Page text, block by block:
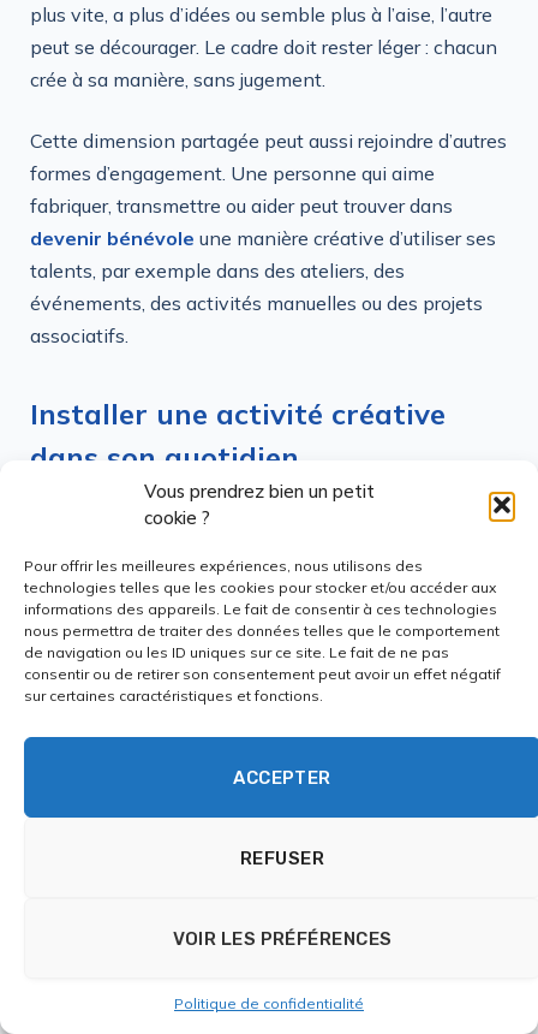
Vous prendrez bien un petit
cookie ?
Pour offrir les meilleures expériences, nous utilisons des
technologies telles que les cookies pour stocker et/ou accéder aux
informations des appareils. Le fait de consentir à ces technologies
nous permettra de traiter des données telles que le comportement
de navigation ou les ID uniques sur ce site. Le fait de ne pas
consentir ou de retirer son consentement peut avoir un effet négatif
sur certaines caractéristiques et fonctions.
ACCEPTER
REFUSER
VOIR LES PRÉFÉRENCES
Politique de confidentialité
plus vite, a plus d’idées ou semble plus à l’aise, l’autre
peut se décourager. Le cadre doit rester léger : chacun
crée à sa manière, sans jugement.
Cette dimension partagée peut aussi rejoindre d’autres
formes d’engagement. Une personne qui aime
fabriquer, transmettre ou aider peut trouver dans
devenir bénévole une manière créative d’utiliser ses
talents, par exemple dans des ateliers, des
événements, des activités manuelles ou des projets
associatifs.
Installer une activité créative
dans son quotidien
Une activité créative ne dure pas seulement grâce à la
réaliste. Il faut penser aux détails concrets : où
pratiquer, quand, avec quoi, pendant combien de
temps, et comment reprendre après une interruption.
Ces détails paraissent modestes, mais ils font souvent
la différence entre une envie qui reste dans la tête et
une pratique qui s’installe.
Prévoir un petit espace visible
L’espace n’a pas besoin d’être grand.
pochette ou un tiroir dédié peuvent suffire.
chaque fois. Un matériel posé dans un coin du